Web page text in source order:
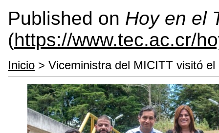
Published on Hoy en el
(https://www.tec.ac.cr/
Inicio > Viceministra del MICITT visitó